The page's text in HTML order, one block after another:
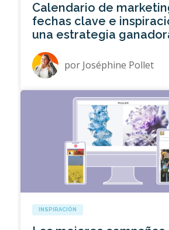
Calendario de
fechas clave e
una estrategia
por Joséphine Pollet
INSPIRACIÓN